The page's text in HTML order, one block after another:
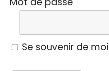
Se souvenir de moi